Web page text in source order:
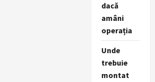
dacă
amâni
operația
Unde
trebuie
montat